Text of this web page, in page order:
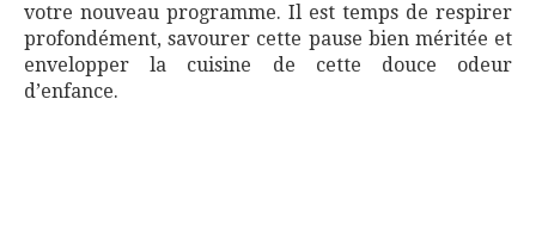
votre nouveau programme. Il est temps de respirer
profondément, savourer cette pause bien méritée et
envelopper la cuisine de cette douce odeur
d’enfance.